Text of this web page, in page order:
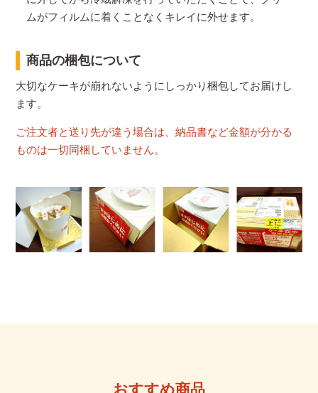
ムがフィルムに着くことなくキレイに外せます。
商品の梱包について
大切なケーキが崩れないようにしっかり梱包してお届けし
ます。
ご注文者と送り先が違う場合は、納品書など金額が分かる
ものは一切同梱していません。
おすすめ商品